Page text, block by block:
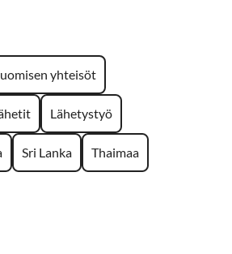
yhteisöt
Lähetystyö
Sri Lanka Thaimaa